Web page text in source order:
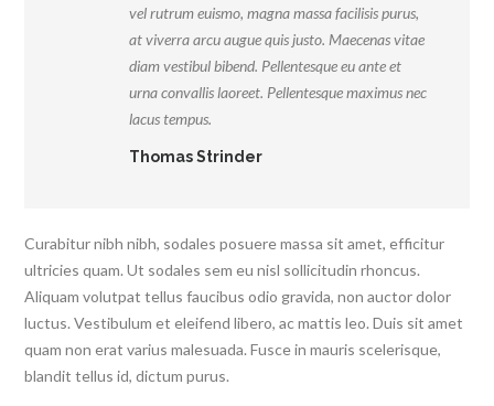
vel rutrum euismo, magna massa facilisis purus,
at viverra arcu augue quis justo. Maecenas vitae
diam vestibul bibend. Pellentesque eu ante et
urna convallis laoreet. Pellentesque maximus nec
lacus tempus.
Thomas Strinder
Curabitur nibh nibh, sodales posuere massa sit amet, efficitur
ultricies quam. Ut sodales sem eu nisl sollicitudin rhoncus.
Aliquam volutpat tellus faucibus odio gravida, non auctor dolor
luctus. Vestibulum et eleifend libero, ac mattis leo. Duis sit amet
quam non erat varius malesuada. Fusce in mauris scelerisque,
blandit tellus id, dictum purus.